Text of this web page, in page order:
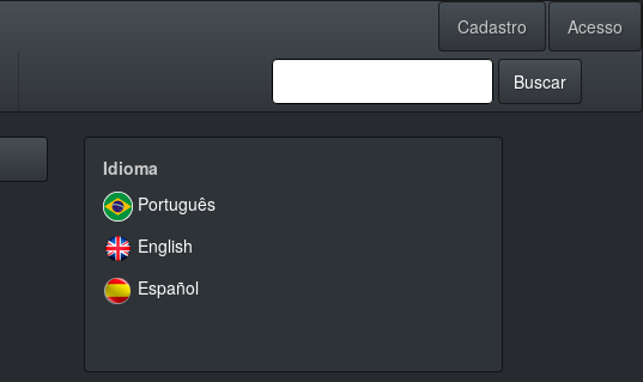
Cadastro Acesso
Buscar
idioma
Idioma
Português
English
Español